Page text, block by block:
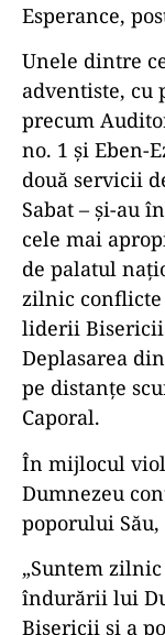
Esperance,
Unele dintre
adventiste, cu
precum
no. 1 și Eben-
două servicii
Sabat – și-au
cele mai
de palatul
zilnic conflicte
liderii
Deplasarea
pe distanțe
Caporal.
În mijlocul
Dumnezeu
poporului
„Suntem
îndurării lui
Bisericii și a